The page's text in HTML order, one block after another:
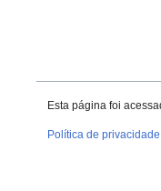
Esta página foi
Política de privacidade